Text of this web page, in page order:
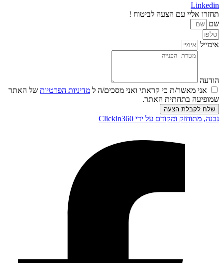
Linkedin
תחזרו אליי עם הצעה לביטוח !
שם
אימייל
הודעה
אני מאשר/ת כי קראתי ואני מסכים/ה ל מדיניות הפרטיות של האתר
שמופיעה בתחתית האתר.
שלח לקבלת הצעה
נבנה, מתוחזק ומקודם על ידי Clickin360